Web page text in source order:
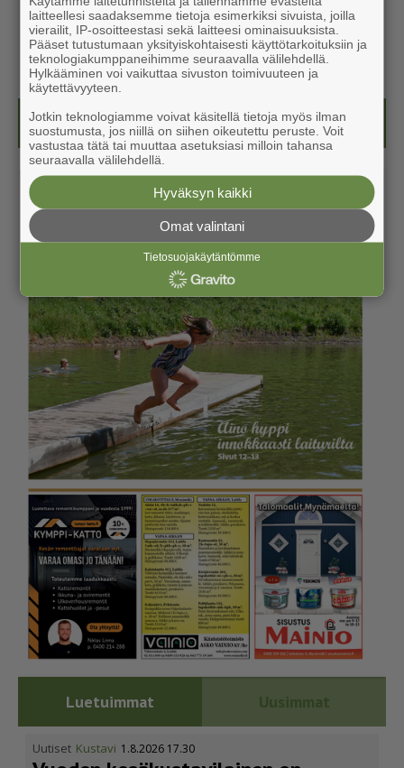
Kesälehti (ilmainen)
Luetuimmat Uusimmat
Uutiset Kustavi 1.8.2026 17.30
laitteellesi saadaksemme tietoja esimerkiksi sivuista, joilla
vierailit, IP-osoitteestasi sekä laitteesi ominaisuuksista.
Pääset tutustumaan yksityiskohtaisesti käyttötarkoituksiin ja
teknologiakumppaneihimme seuraavalla välilehdellä.
Hylkääminen voi vaikuttaa sivuston toimivuuteen ja
käytettävyyteen.
Jotkin teknologiamme voivat käsitellä tietoja myös ilman
suostumusta, jos niillä on siihen oikeutettu peruste. Voit
vastustaa tätä tai muuttaa asetuksiasi milloin tahansa
seuraavalla välilehdellä.
Hyväksyn kaikki
Omat valintani
Tietosuojakäytäntömme